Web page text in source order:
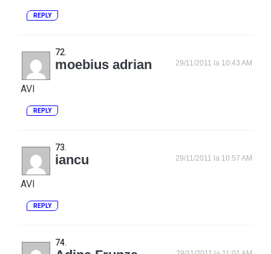
REPLY
moebius adrian 29/11/2011 la 10:43 AM
AVI
REPLY
iancu 29/11/2011 la 10:57 AM
AVI
REPLY